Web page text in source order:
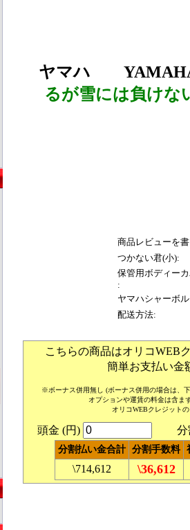
ヤマハ
るが雪には負けな
商品レビューを
つかない君(小):
保管用ボディー
:
ヤマハシャーボ
配送方法:
こちらの商品はオリコWEB
簡単お支払い金
※ボーナス併用無し (ボーナス併用の場合は、
オプションや運賃の料金は含ま
オリコWEBクレジット
頭金 (円) 分割
分割払い金合計 分割手数料
\714,612 \36,612